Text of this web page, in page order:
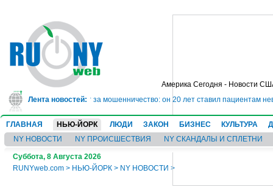
Америка Сегодня - Новости
Лента новостей:
в тюрьму на 10 лет за мошенничество: он 20 лет ставил пациентам
ГЛАВНАЯ НЬЮ-ЙОРК ЛЮДИ ЗАКОН БИЗНЕС КУЛЬТУРА
NY НОВОСТИ
NY ПРОИСШЕСТВИЯ NY СКАНДАЛЫ И СПЛЕТНИ
Суббота, 8 Августа 2026
RUNYweb.com > НЬЮ-ЙОРК > NY НОВОСТИ >